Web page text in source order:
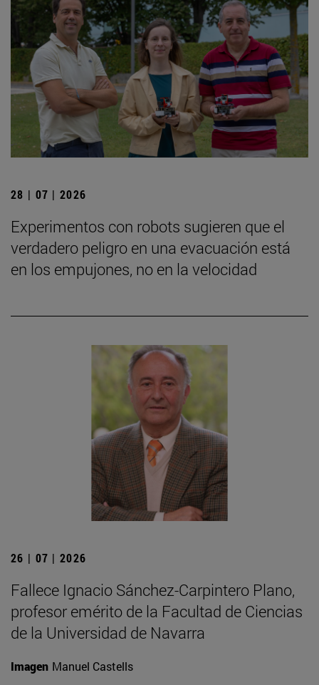
28 | 07 | 2026
Experimentos con robots sugieren que el
verdadero peligro en una evacuación está
en los empujones, no en la velocidad
26 | 07 | 2026
Fallece Ignacio Sánchez-Carpintero Plano,
profesor emérito de la Facultad de Ciencias
de la Universidad de Navarra
Imagen Manuel Castells